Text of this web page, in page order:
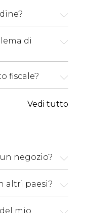
di
fiscale?
Vedi tutto
negozio?
altri paesi?
mio